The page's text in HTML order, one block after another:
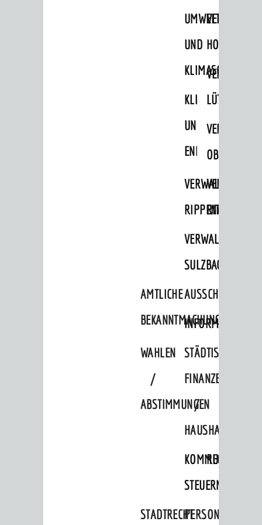
UMWELT-
UND
KLIMASCHUTZ
KLIMASCHUTZ
UND
RIPPENWEIER
SULZBACH
AMTLICHE
BEKANNTMACHUNGEN
WAHLEN
/
ABSTIMMUNGEN
STÄDTISCHE
FINANZEN
/
HAUSHALT
KOMMUNALE
STEUERN
STADTRECHTPERSONALRAT